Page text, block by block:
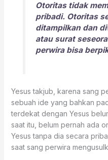
Otoritas tidak
pribadi. Otoritas
ditampilkan dan
atau surat
perwira bisa
Yesus takjub, karena sang
sebuah ide yang bahkan
terdekat dengan Yesus
saat itu, belum pernah ada
Yesus tanpa dia secara
saat sang perwira